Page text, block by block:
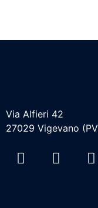
Via Alfieri 42
27029 Vigevano